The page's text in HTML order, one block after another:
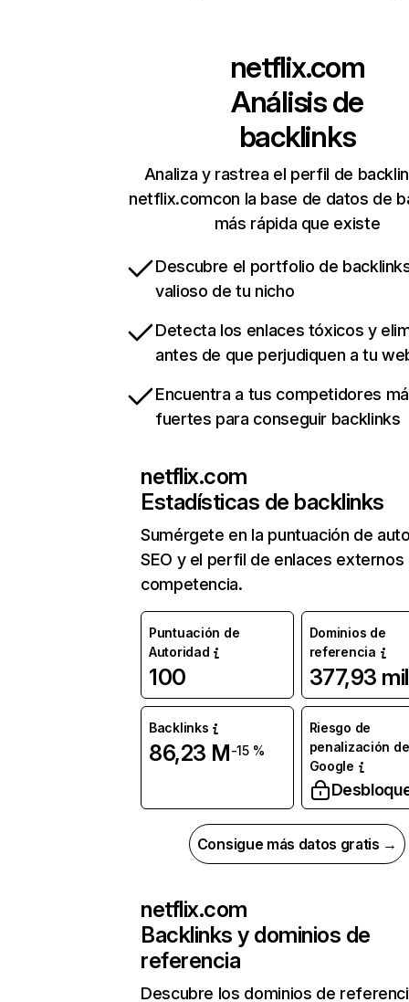
netflix.com
Análisis de
backlinks
Analiza y rastrea el perfil de
netflix.comcon la base de datos de
más rápida que existe
Descubre el portfolio de
valioso de tu nicho
Detecta los enlaces tóxicos y
antes de que perjudiquen a tu
Encuentra a tus competidores
fuertes para conseguir backlinks
netflix.com
Estadísticas de backlinks
Sumérgete en la puntuación de
SEO y el perfil de enlaces externos
competencia.
Puntuación de
Autoridad
100
Dominios de
referencia
377,93 mil
Backlinks
86,23 M-15 %
Riesgo de
penalización de
Google
Consigue más datos gratis →
netflix.com
Backlinks y dominios de
referencia
Descubre los dominios de